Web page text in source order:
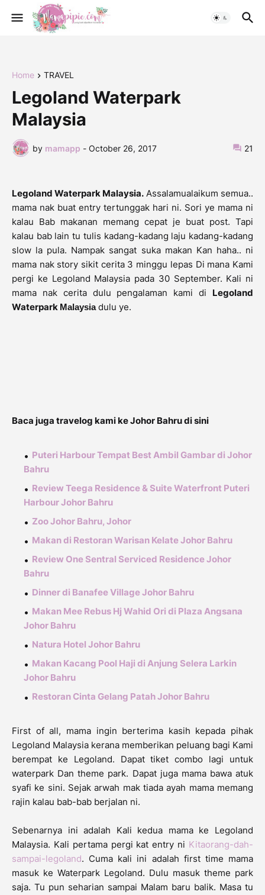
Home TRAVEL
Legoland Waterpark
Malaysia
by mamapp - October 26, 2017 21
Legoland Waterpark Malaysia. Assalamualaikum semua..
mama nak buat entry tertunggak hari ni. Sori ye mama ni
kalau Bab makanan memang cepat je buat post. Tapi
kalau bab lain tu tulis kadang-kadang laju kadang-kadang
slow la pula. Nampak sangat suka makan Kan haha.. ni
mama nak story sikit cerita 3 minggu lepas Di mana Kami
pergi ke Legoland Malaysia pada 30 September. Kali ni
mama nak cerita dulu pengalaman kami di Legoland
Waterpark Malaysiadulu ye.
Baca juga travelog kami ke Johor Bahru di sini
Puteri Harbour Tempat Best Ambil Gambar di Johor
Bahru
Review Teega Residence & Suite Waterfront Puteri
Harbour Johor Bahru
Zoo Johor Bahru, Johor
Makan di Restoran Warisan Kelate Johor Bahru
Review One Sentral Serviced Residence Johor
Bahru
Dinner di Banafee Village Johor Bahru
Makan Mee Rebus Hj Wahid Ori di Plaza Angsana
Johor Bahru
Natura Hotel Johor Bahru
Makan Kacang Pool Haji di Anjung Selera Larkin
Johor Bahru
Restoran Cinta Gelang Patah Johor Bahru
First of all, mama ingin berterima kasih kepada pihak
Legoland Malaysia kerana memberikan peluang bagi Kami
berempat ke Legoland. Dapat tiket combo lagi untuk
waterpark Dan theme park. Dapat juga mama bawa atuk
syafi ke sini. Sejak arwah mak tiada ayah mama memang
rajin kalau bab-bab berjalan ni.
Sebenarnya ini adalah Kali kedua mama ke Legoland
Malaysia. Kali pertama pergi kat entry ni Kitaorang-dah-
sampai-legoland. Cuma kali ini adalah first time mama
masuk ke Waterpark Legoland. Dulu masuk theme park
saja. Tu pun seharian sampai Malam baru balik. Masa tu